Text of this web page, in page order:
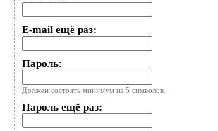
E-mail ещё раз:
Пароль:
Должен состоять минимум из 5 символов.
Пароль ещё раз: